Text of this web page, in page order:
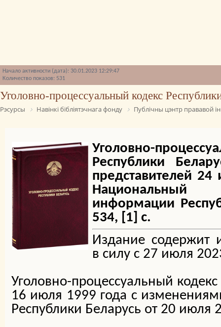
Начало активности (дата): 30.01.2023 12:29:47
Количество показов: 531
Уголовно-процессуальный кодекс
Рэсурсы Навінкі бібліятэчнага фонду Публічны цэнтр прававой
Уголовно-
Республики
представителей
информации
534, [1] c.
Издание содержит
в силу с 27 июля
Уголовно-процессуальный
16 июля 1999 года с
Республики Беларусь от 20 июля